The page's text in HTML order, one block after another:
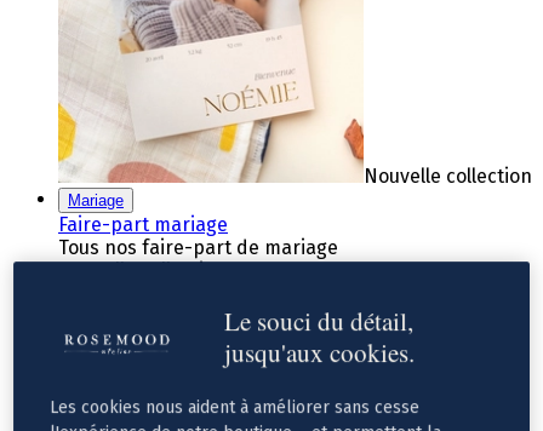
Nouvelle collection
Mariage
Faire-part mariage
Tous nos faire-part de mariage
Nouvelle collection
Faire-part mariage classique
Faire-part mariage champêtre
Faire-part mariage vintage
Faire-part mariage photo
Le souci du détail,
jusqu'aux cookies.
Les cookies nous aident à améliorer sans cesse